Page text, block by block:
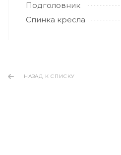
Подголовник
Спинка кресла
НАЗАД К СПИСКУ